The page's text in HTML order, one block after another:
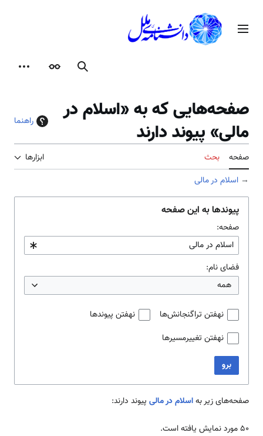
محتوامنوی اصلی
جستجوظاهر
صفحه‌هایی که به «اسلام در
مالی» پیوند دارند
راهنما
صفحه بحث
ابزارها
→ اسلام در مالی
پیوندها به این صفحه
صفحه:
فضای نام:
همه
نهفتن تراگنجانش‌ها
نهفتن پیوندها
نهفتن تغییرمسیرها
برو
صفحه‌های زیر بهاسلام در مالی پیوند دارند:
۵۰ مورد نمایش یافته است.